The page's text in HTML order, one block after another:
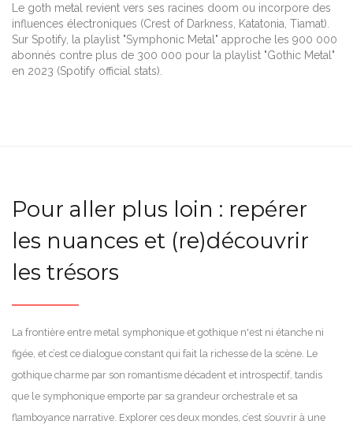
Le goth metal revient vers ses racines doom ou incorpore des
influences électroniques (Crest of Darkness, Katatonia, Tiamat).
Sur Spotify, la playlist "Symphonic Metal" approche les 900 000
abonnés contre plus de 300 000 pour la playlist "Gothic Metal"
en 2023 (Spotify official stats).
Pour aller plus loin : repérer
les nuances et (re)découvrir
les trésors
La frontière entre metal symphonique et gothique n'est ni étanche ni
figée, et c’est ce dialogue constant qui fait la richesse de la scène. Le
gothique charme par son romantisme décadent et introspectif, tandis
que le symphonique emporte par sa grandeur orchestrale et sa
flamboyance narrative. Explorer ces deux mondes, c’est s’ouvrir à une